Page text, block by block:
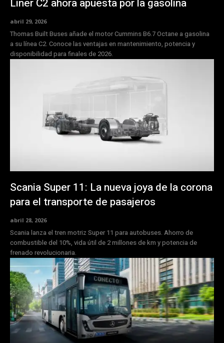
Liner C2 ahora apuesta por la gasolina
abril 29, 2026
Thomas Built Buses añade el motor Cummins B6.7 Octane a gasolina
a su línea C2. Conoce las ventajas en mantenimiento, potencia y
disponibilidad para finales de 2026.
Scania Super 11: La nueva joya de la corona
para el transporte de pasajeros
abril 28, 2026
Scania lanza el tren motriz Super 11 para autobuses. Ahorro de
combustible del 10%, vida útil de 2 millones de km y potencia de
frenado revolucionaria.